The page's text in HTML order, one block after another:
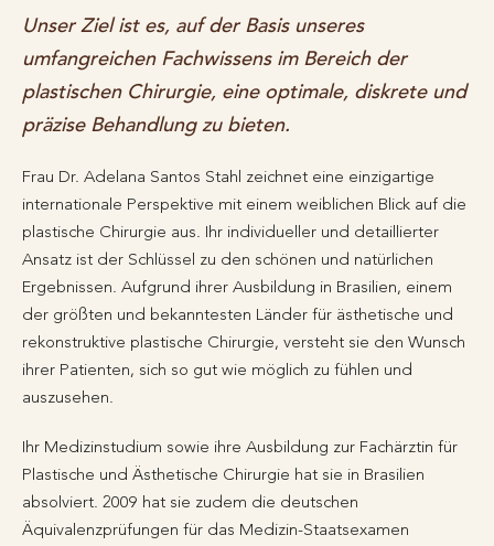
Unser Ziel ist es, auf der Basis unseres
umfangreichen Fachwissens im Bereich der
plastischen Chirurgie, eine optimale, diskrete und
präzise Behandlung zu bieten.
Frau Dr. Adelana Santos Stahl zeichnet eine einzigartige
internationale Perspektive mit einem weiblichen Blick auf die
plastische Chirurgie aus. Ihr individueller und detaillierter
Ansatz ist der Schlüssel zu den schönen und natürlichen
Ergebnissen. Aufgrund ihrer Ausbildung in Brasilien, einem
der größten und bekanntesten Länder für ästhetische und
rekonstruktive plastische Chirurgie, versteht sie den Wunsch
ihrer Patienten, sich so gut wie möglich zu fühlen und
auszusehen.
Ihr Medizinstudium sowie ihre Ausbildung zur Fachärztin für
Plastische und Ästhetische Chirurgie hat sie in Brasilien
absolviert. 2009 hat sie zudem die deutschen
Äquivalenzprüfungen für das Medizin-Staatsexamen